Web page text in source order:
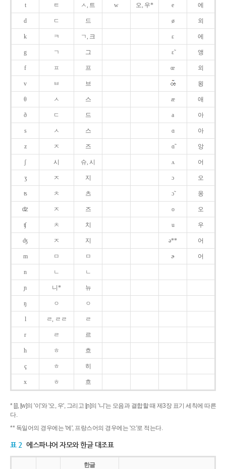
t ㅌ ㅅ, 트 w 오, 우* e 에
d ㄷ 드 ø 외
k ㅋ ㄱ, 크 ɛ 에
g ㄱ 그 ɛ̃ 앵
f ㅍ 프 œ 외
v ㅂ 브 욍
θ ㅅ 스 æ 애
ð ㄷ 드 a 아
s ㅅ 스 ɑ 아
z ㅈ 즈 ɑ̃ 앙
ʃ 시 슈, 시 ʌ 어
ʒ ㅈ 지 ɔ 오
ʦ ㅊ 츠 ɔ̃ 옹
ʣ ㅈ 즈 o 오
ʧ ㅊ 치 u 우
ʤ ㅈ 지 ə** 어
m ㅁ ㅁ ɚ 어
n ㄴ ㄴ
ɲ 니* 뉴
ŋ ㅇ ㅇ
l ㄹ, ㄹㄹ ㄹ
r ㄹ 르
h ㅎ 흐
ç ㅎ 히
x ㅎ 흐
* [j], [w]의 '이'와 '오, 우', 그리고 [ɲ]의 '니'는 모음과 결합할 때 제3장 표기 세칙에 따른
다.
** 독일어의 경우에는 '에', 프랑스어의 경우에는 '으'로 적는다.
표 2 에스파냐어 자모와 한글 대조표
한글